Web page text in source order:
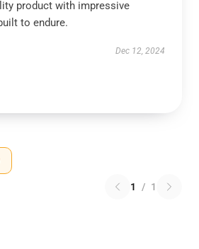
product with impressive
to endure.
Dec 12, 2024
1 / 1